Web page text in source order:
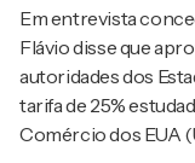
Em entrevista
Flávio disse que
autoridades dos
tarifa de 25%
Comércio dos EUA